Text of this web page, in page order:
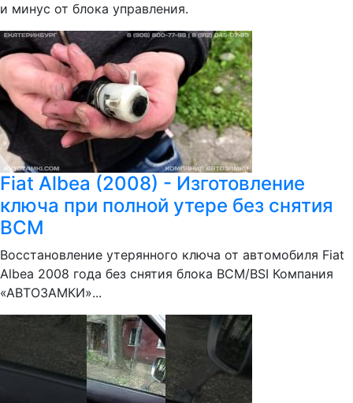
и минус от блока управления.
Fiat Albea (2008) - Изготовление
ключа при полной утере без снятия
BCM
Восстановление утерянного ключа от автомобиля Fiat
Albea 2008 года без снятия блока BCM/BSI Компания
«АВТОЗАМКИ»...